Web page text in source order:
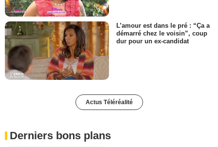
L’amour est dans le pré : “Ça a
démarré chez le voisin”, coup
dur pour un ex-candidat
Actus Téléréalité
Derniers bons plans